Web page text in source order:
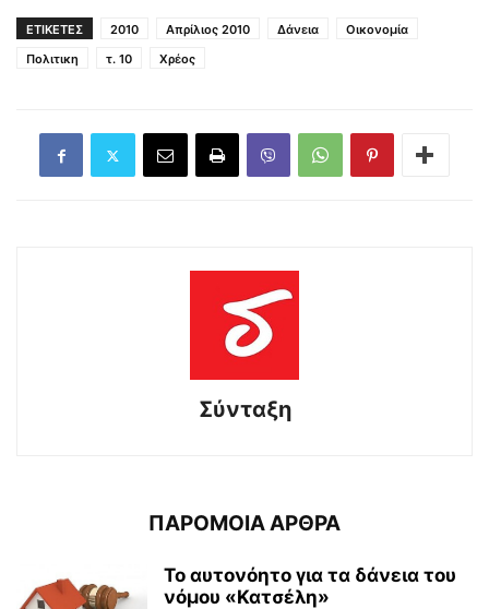
ΕΤΙΚΕΤΕΣ 2010 Απρίλιος 2010 Δάνεια
Οικονομία
Πολιτικη
τ. 10 Χρέος
Σύνταξη
ΠΑΡΟΜΟΙΑ ΑΡΘΡΑ
Το αυτονόητο για τα δάνεια του
νόμου «Κατσέλη»